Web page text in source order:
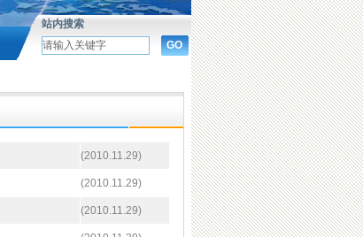
站内搜索
(2010.11.29)
(2010.11.29)
(2010.11.29)